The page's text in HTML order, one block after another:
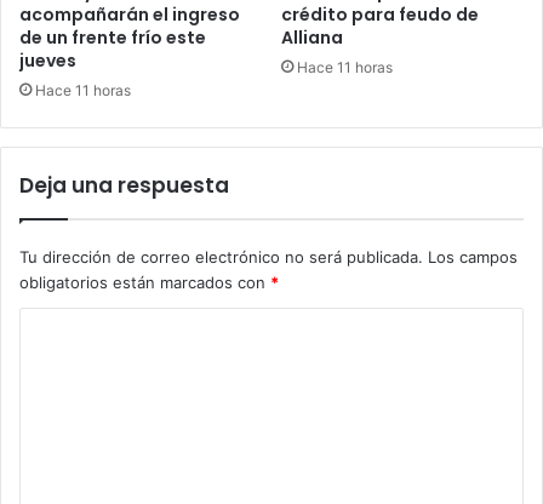
acompañarán el ingreso
de un frente frío este
jueves
Hace 11 horas
crédito para feudo de
Alliana
Hace 11 horas
Deja una respuesta
Tu dirección de correo electrónico no será publicada. Los campos
obligatorios están marcados con *